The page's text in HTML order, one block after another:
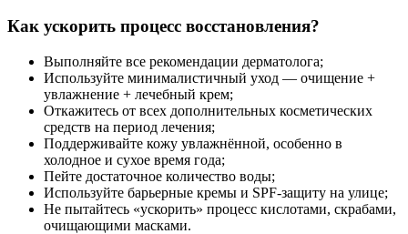
Как ускорить процесс восстановления?
Выполняйте все рекомендации дерматолога;
Используйте минималистичный уход — очищение +
увлажнение + лечебный крем;
Откажитесь от всех дополнительных косметических
средств на период лечения;
Поддерживайте кожу увлажнённой, особенно в
холодное и сухое время года;
Пейте достаточное количество воды;
Используйте барьерные кремы и SPF-защиту на улице;
Не пытайтесь «ускорить» процесс кислотами, скрабами,
очищающими масками.